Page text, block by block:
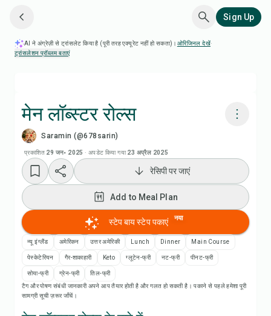
Sign Up
AI ने अंग्रेज़ी से ट्रांसलेट किया है (पूरी तरह एक्यूरेट नहीं हो सकता)। ओरिजिनल देखें·
ट्रांसलेशन प्रॉब्लम बताएं
मेन लॉब्स्टर रोल्स
Saramin (@678sarin)
प्रकाशित 29 जन॰ 2025 ·अपडेट किया गया 23 अप्रैल 2025
Add to Meal Plan
Add to Shopping List
रेसिपी नोट्स
रेसिपी पर जाएं
Add to Meal Plan
स्टेप बाय स्टेप पकाएं नया
न्यू इंग्लैंड अमेरिकन उत्तर अमेरिकी Lunch Dinner Main Course
पेस्केटेरियन गैर-शाकाहारी Keto ग्लूटेन-फ्री नट-फ्री पीनट-फ्री
सोया-फ्री ग्रेन-फ्री
तिल-फ्री
टैग और पोषण संबंधी जानकारी अपने आप तैयार होती है और गलत हो सकती है। पकाने से पहले हमेशा पूरी
सामग्री सूची ज़रूर जाँचें।